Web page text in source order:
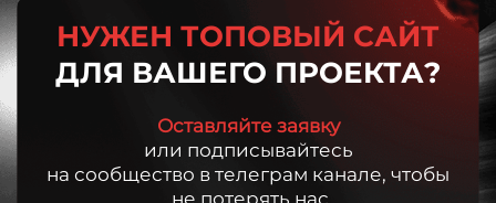
НУЖЕН ТОПОВЫЙ САЙТ
ДЛЯ ВАШЕГО ПРОЕКТА?
Оставляйте заявку
или подписывайтесь
на сообщество в телеграм канале, чтобы
не потерять нас